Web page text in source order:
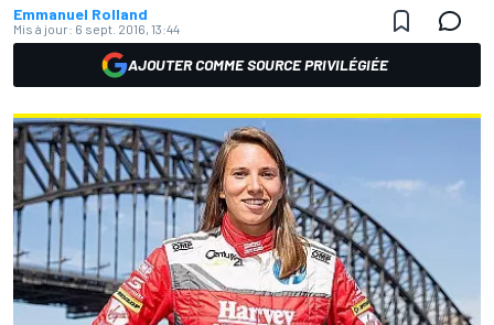
Emmanuel Rolland
Mis à jour: 6 sept. 2016, 13:44
AJOUTER COMME SOURCE PRIVILÉGIÉE